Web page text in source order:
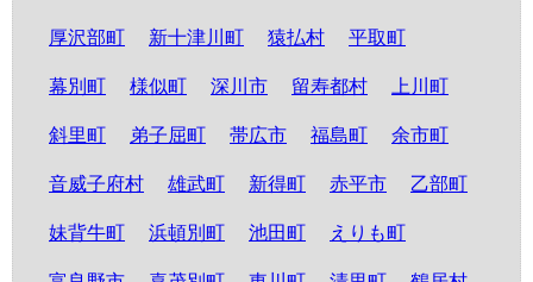
厚沢部町 新十津川町 猿払村 平取町
幕別町 様似町 深川市 留寿都村 上川町
斜里町 弟子屈町 帯広市 福島町 余市町
音威子府村 雄武町 新得町 赤平市 乙部町
妹背牛町 浜頓別町 池田町 えりも町